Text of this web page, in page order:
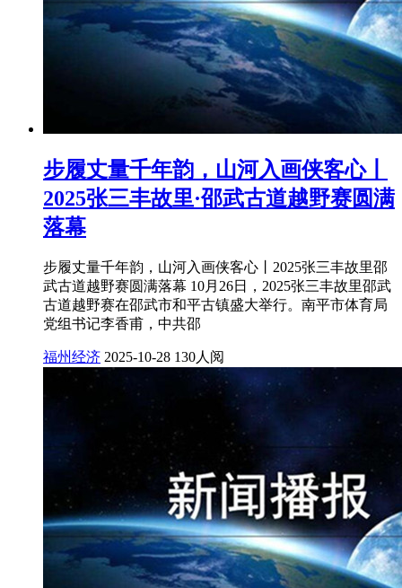
步履丈量千年韵，山河入画侠客心丨
2025张三丰故里·邵武古道越野赛圆满
落幕
步履丈量千年韵，山河入画侠客心丨2025张三丰故里邵
武古道越野赛圆满落幕 10月26日，2025张三丰故里邵武
古道越野赛在邵武市和平古镇盛大举行。南平市体育局
党组书记李香甫，中共邵
福州经济 2025-10-28 130人阅